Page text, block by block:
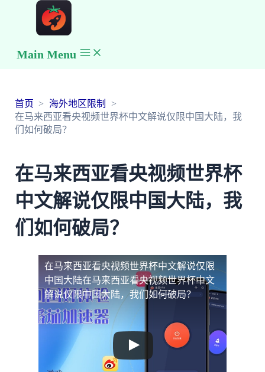
Main Menu
首页
海外地区限制
在马来西亚看央视频世界杯中文解说仅限中国大陆，我
们如何破局？
在马来西亚看央视频世界杯
中文解说仅限中国大陆，我
们如何破局？
在马来西亚看央视频世界杯中文解说仅限
中国大陆在马来西亚看央视频世界杯中文
解说仅限中国大陆，我们如何破局？